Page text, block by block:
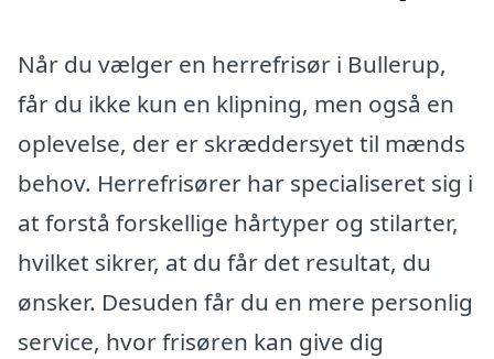
Når du vælger en herrefrisør i Bullerup,
får du ikke kun en klipning, men også en
oplevelse, der er skræddersyet til mænds
behov. Herrefrisører har specialiseret sig i
at forstå forskellige hårtyper og stilarter,
hvilket sikrer, at du får det resultat, du
ønsker. Desuden får du en mere personlig
service, hvor frisøren kan give dig